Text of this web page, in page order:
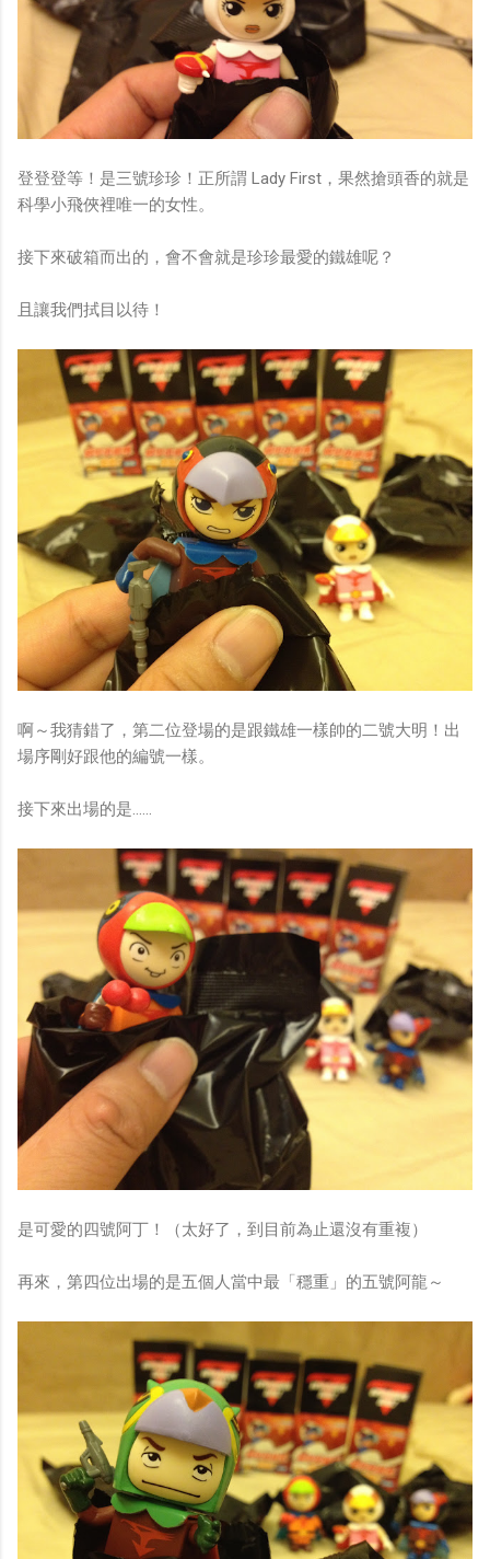
登登登等！是三號珍珍！正所謂 Lady First，果然搶頭香的就是
科學小飛俠裡唯一的女性。
接下來破箱而出的，會不會就是珍珍最愛的鐵雄呢？
且讓我們拭目以待！
啊～我猜錯了，第二位登場的是跟鐵雄一樣帥的二號大明！出
場序剛好跟他的編號一樣。
接下來出場的是……
是可愛的四號阿丁！（太好了，到目前為止還沒有重複）
再來，第四位出場的是五個人當中最「穩重」的五號阿龍～